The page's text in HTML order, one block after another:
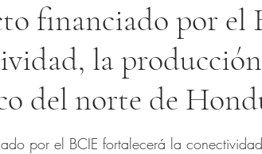
Automóviles Novedades
financiado por el
la
del norte de
por el BCIE fortalecerá la